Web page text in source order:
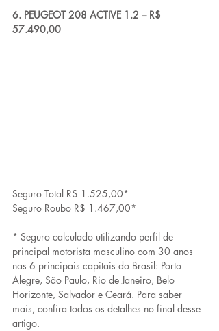
6. PEUGEOT 208 ACTIVE 1.2 – R$
57.490,00
Seguro Total R$ 1.525,00*
Seguro Roubo R$ 1.467,00*
* Seguro calculado utilizando perfil de
principal motorista masculino com 30 anos
nas 6 principais capitais do Brasil: Porto
Alegre, São Paulo, Rio de Janeiro, Belo
Horizonte, Salvador e Ceará. Para saber
mais, confira todos os detalhes no final desse
artigo.